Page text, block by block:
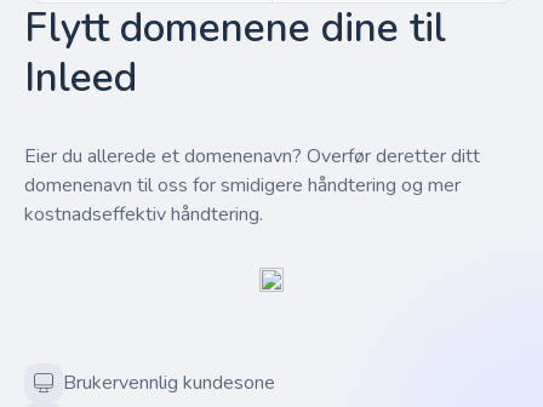
Flytt domenene dine til
Inleed
Eier du allerede et domenenavn? Overfør deretter ditt
domenenavn til oss for smidigere håndtering og mer
kostnadseffektiv håndtering.
Brukervennlig kundesone